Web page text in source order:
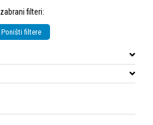
Izabrani filteri:
Poništi filtere